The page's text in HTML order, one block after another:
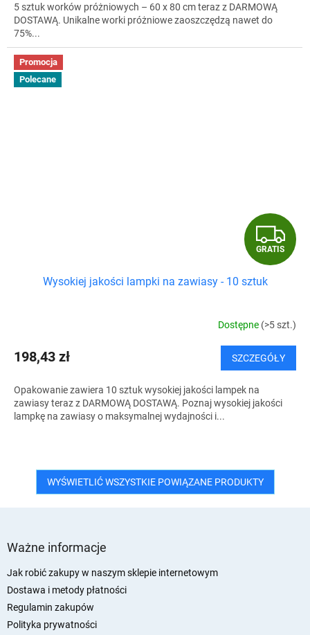
5 sztuk worków próżniowych – 60 x 80 cm teraz z DARMOWĄ
DOSTAWĄ. Unikalne worki próżniowe zaoszczędzą nawet do
75%...
Promocja
Polecane
G
R
T
I
S
GRATIS
Wysokiej jakości lampki na zawiasy - 10 sztuk
Dostępne (>5 szt.)
198,43 zł SZCZEGÓŁY
Opakowanie zawiera 10 sztuk wysokiej jakości lampek na
zawiasy teraz z DARMOWĄ DOSTAWĄ. Poznaj wysokiej jakości
lampkę na zawiasy o maksymalnej wydajności i...
WYŚWIETLIĆ WSZYSTKIE POWIĄZANE PRODUKTY
Ważne informacje
Jak robić zakupy w naszym sklepie internetowym
Dostawa i metody płatności
Regulamin zakupów
Polityka prywatności